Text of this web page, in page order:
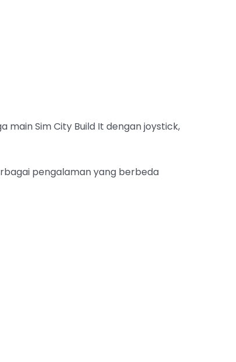
main Sim City Build It dengan joystick,
pengalaman yang berbeda